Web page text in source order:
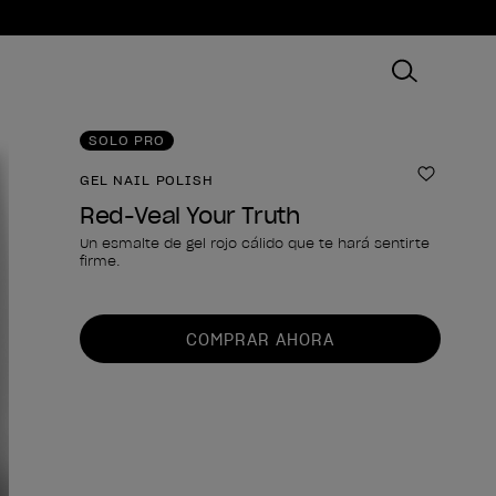
SOLO PRO
GEL NAIL POLISH Añadir
Red-Veal Your Truth
Un esmalte de gel rojo cálido que te hará sentirte
firme.
Forma del producto
COMPRAR AHORA